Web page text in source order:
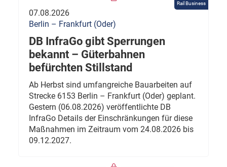
Rail Business
07.08.2026
Berlin – Frankfurt (Oder)
DB InfraGo gibt Sperrungen
bekannt – Güterbahnen
befürchten Stillstand
Ab Herbst sind umfangreiche Bauarbeiten auf
Strecke 6153 Berlin – Frankfurt (Oder) geplant.
Gestern (06.08.2026) veröffentlichte DB
InfraGo Details der Einschränkungen für diese
Maßnahmen im Zeitraum vom 24.08.2026 bis
09.12.2027.